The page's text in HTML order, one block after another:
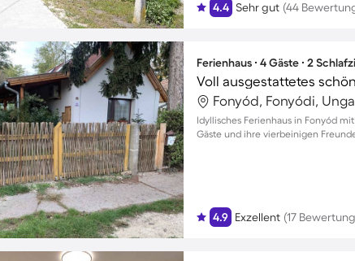
4.4 Sehr gut (44
Ferienhaus ∙ 4 Gäste ∙ 2
Fonyód, Fonyódi,
Idyllisches Ferienhaus in Fonyód
Gäste und ihre vierbeinigen
4.9 Exzellent (17